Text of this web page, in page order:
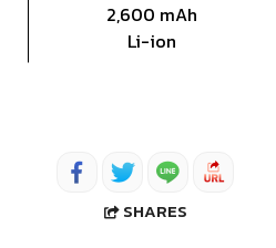
2,600 mAh
Li-ion
SHARES